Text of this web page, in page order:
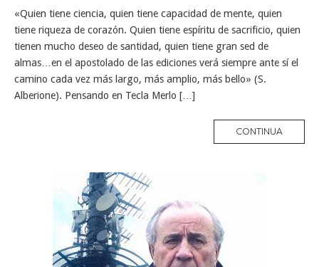
«Quien tiene ciencia, quien tiene capacidad de mente, quien
tiene riqueza de corazón. Quien tiene espíritu de sacrificio, quien
tienen mucho deseo de santidad, quien tiene gran sed de
almas…en el apostolado de las ediciones verá siempre ante sí el
camino cada vez más largo, más amplio, más bello» (S.
Alberione). Pensando en Tecla Merlo […]
CONTINUA